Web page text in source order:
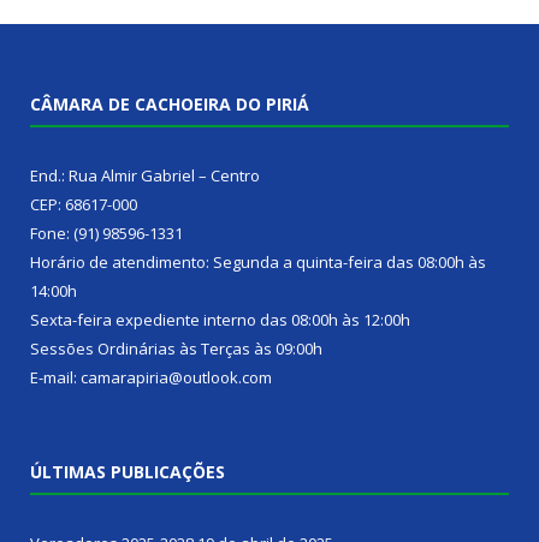
CÂMARA DE CACHOEIRA DO PIRIÁ
End.: Rua Almir Gabriel – Centro
CEP: 68617-000
Fone: (91) 98596-1331
Horário de atendimento: Segunda a quinta-feira das 08:00h às
14:00h
Sexta-feira expediente interno das 08:00h às 12:00h
Sessões Ordinárias às Terças às 09:00h
E-mail: camarapiria@outlook.com
ÚLTIMAS PUBLICAÇÕES